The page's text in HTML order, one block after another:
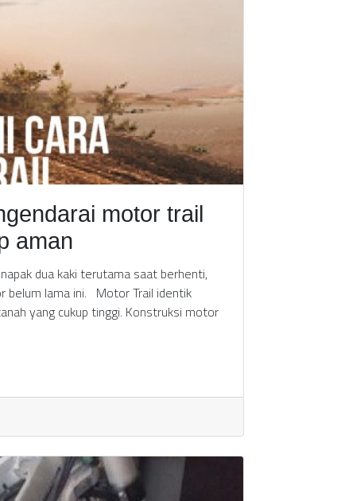
motor trail
aman
dua kaki terutama saat berhenti,
belum lama ini. Motor Trail identik
yang cukup tinggi. Konstruksi motor